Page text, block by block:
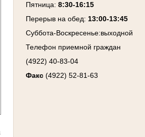
Пятница: 8:30-16:15
Перерыв на обед: 13:00-13:45
Суббота-Воскресенье:выходной
Телефон приемной граждан
(4922) 40-83-04
Факс (4922) 52-81-63